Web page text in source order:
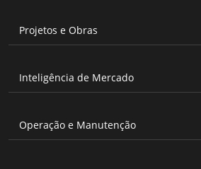
Projetos e Obras
Inteligência de Mercado
Operação e Manutenção